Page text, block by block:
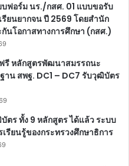
ฟอร์ม นร./กสศ. 01 แบบขอรับ
ยนยากจน ปี 2569 โดยสำนัก
นโอกาสทางการศึกษา (กสศ.)
รี หลักสูตรพัฒนาสมรรถนะ
าน สพฐ. DC1 – DC7 รับวุฒิบัตร
ตร ทั้ง 9 หลักสูตร ได้แล้ว ระบบ
รียนรู้ของกระทรวงศึกษาธิการ